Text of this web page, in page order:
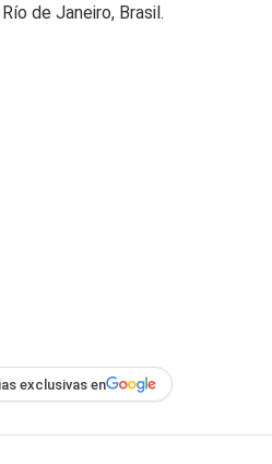
de Janeiro, Brasil.
exclusivas en